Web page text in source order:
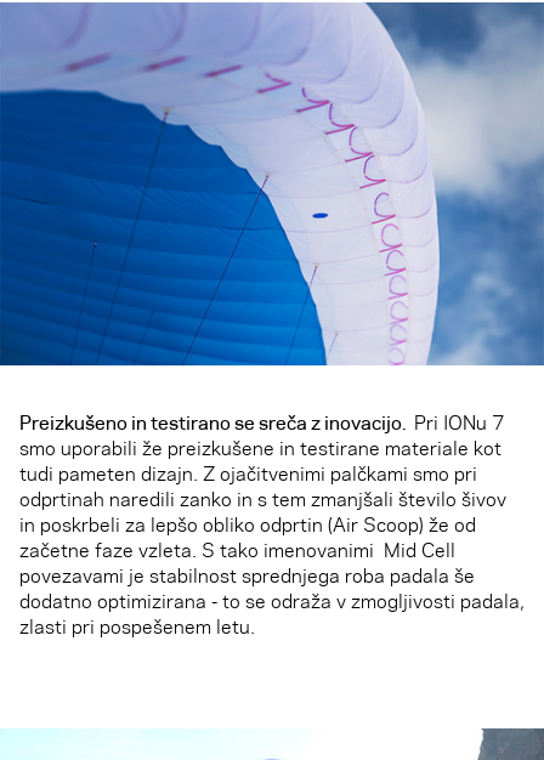
Preizkušeno in testirano se sreča z inovacijo. Pri IONu 7
smo uporabili že preizkušene in testirane materiale kot
tudi pameten dizajn. Z ojačitvenimi palčkami smo pri
odprtinah naredili zanko in s tem zmanjšali število šivov
in poskrbeli za lepšo obliko odprtin (Air Scoop) že od
začetne faze vzleta. S tako imenovanimi Mid Cell
povezavami je stabilnost sprednjega roba padala še
dodatno optimizirana - to se odraža v zmogljivosti padala,
zlasti pri pospešenem letu.